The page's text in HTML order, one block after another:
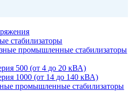
стабилизаторы
промышленные стабилизаторы
500 (от 4 до 20 кВА)
1000 (от 14 до 140 кВА)
промышленные стабилизаторы